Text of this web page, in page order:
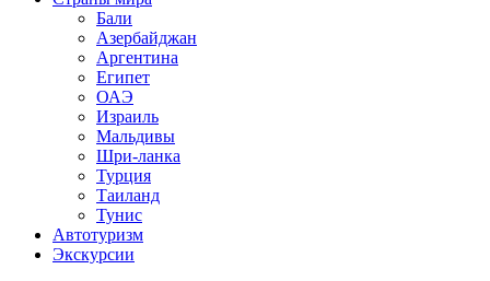
Бали
Азербайджан
Аргентина
Египет
ОАЭ
Израиль
Мальдивы
Шри-ланка
Турция
Таиланд
Тунис
Автотуризм
Экскурсии